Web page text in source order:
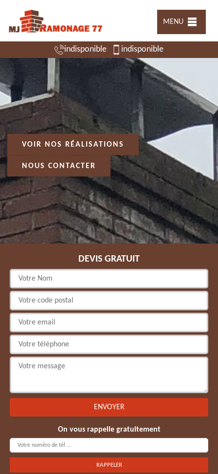
MENU
indisponible indisponible
VOIR NOS RÉALISATIONS
NOUS CONTACTER
DEVIS GRATUIT
On vous rappelle gratuitement